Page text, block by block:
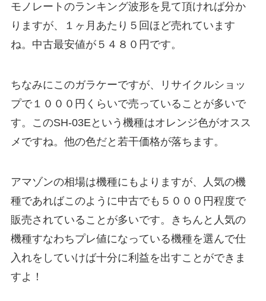
モノレートのランキング波形を見て頂ければ分か
りますが、１ヶ月あたり５回ほど売れています
ね。中古最安値が５４８０円です。
ちなみにこのガラケーですが、リサイクルショッ
プで１０００円くらいで売っていることが多いで
す。このSH-03Eという機種はオレンジ色がオスス
メですね。他の色だと若干価格が落ちます。
アマゾンの相場は機種にもよりますが、人気の機
種であればこのように中古でも５０００円程度で
販売されていることが多いです。きちんと人気の
機種すなわちプレ値になっている機種を選んで仕
入れをしていけば十分に利益を出すことができま
すよ！